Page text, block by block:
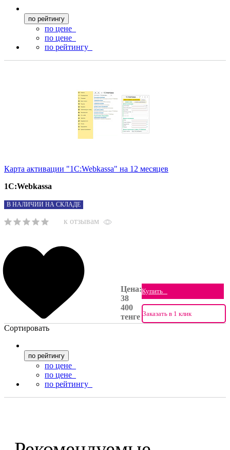
по рейтингу
по цене
по цене
по рейтингу
Карта активации "1С:Webkassa" на 12 месяцев
1С:Webkassa
В НАЛИЧИИ НА СКЛАДЕ
к отзывам
Цена:
38
400
тенге
Купить
Заказать в 1 клик
Сортировать
по рейтингу
по цене
по цене
по рейтингу